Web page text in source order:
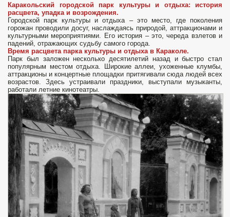
Каракольский городской парк культуры и отдыха: история
расцвета, упадка и возрождения.
Городской парк культуры и отдыха – это место, где поколения
горожан проводили досуг, наслаждаясь природой, аттракционами и
культурными мероприятиями. Его история – это, череда взлетов и
падений, отражающих судьбу самого города.
Время расцвета парка культуры и отдыха в Караколе.
Парк был заложен несколько десятилетий назад и быстро стал
популярным местом отдыха. Широкие аллеи, ухоженные клумбы,
аттракционы и концертные площадки притягивали сюда людей всех
возрастов. Здесь устраивали праздники, выступали музыканты,
работали летние кинотеатры.